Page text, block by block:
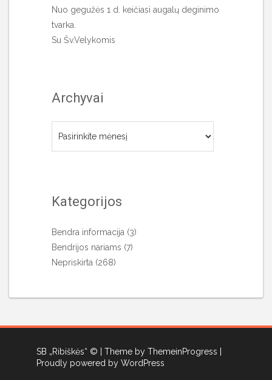
Nuo gegužės 1 d. keičiasi augalų deginimo
tvarka.
Su Šv.Velykomis
Archyvai
Kategorijos
Bendra informacija (3)
Bendrijos nariams (7)
Nepriskirta (268)
SB „Ribiškės“ © | Theme by ThemeinProgress
Proudly powered by WordPress